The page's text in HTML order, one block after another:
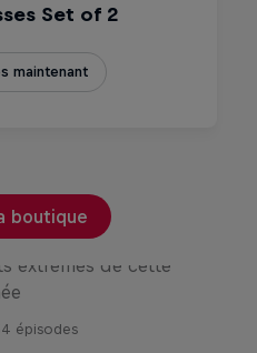
boutiqueSeries
extrêmes de cette
épisodes